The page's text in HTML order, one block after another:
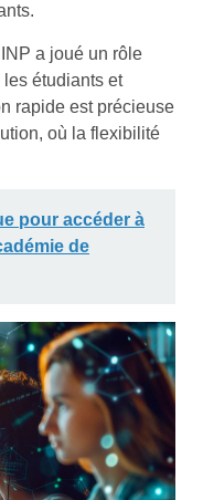
a joué un rôle
étudiants et
rapide est précieuse
où la flexibilité
pour accéder à
de